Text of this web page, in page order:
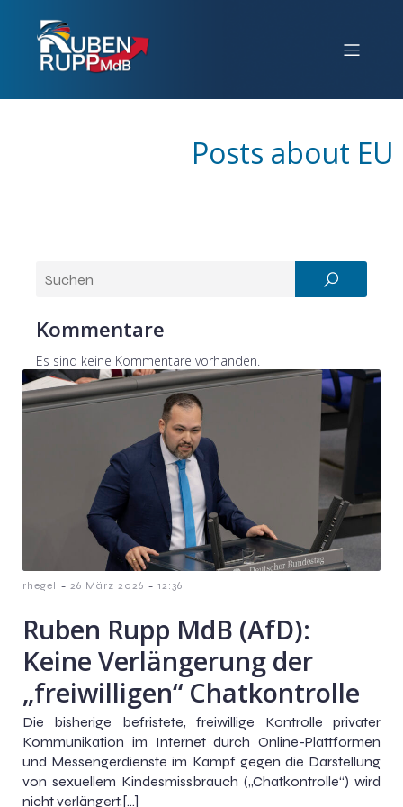
Posts about EU
Kommentare
Es sind keine Kommentare vorhanden.
rhegel - 26 März 2026 - 12:36
Ruben Rupp MdB (AfD):
Keine Verlängerung der
„freiwilligen“ Chatkontrolle
Die bisherige befristete, freiwillige Kontrolle privater
Kommunikation im Internet durch Online-Plattformen
und Messengerdienste im Kampf gegen die Darstellung
von sexuellem Kindesmissbrauch („Chatkontrolle“) wird
nicht verlängert,[…]